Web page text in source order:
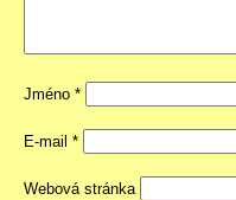
Jméno *
E-mail *
Webová stránka